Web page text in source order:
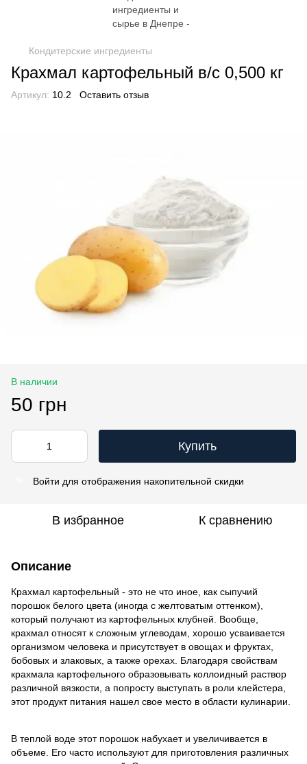
Кондитерские ингредиенты
Крахмал картофельный в/с 0,500 кг
Артикул: 10.2 Оставить отзыв
В наличии
50 грн
Купить
Войти для отображения накопительной скидки
В избранное К сравнению
Описание
Крахмал картофельный - это не что иное, как сыпучий
порошок белого цвета (иногда с желтоватым оттенком),
который получают из картофельных клубней. Вообще,
крахмал относят к сложным углеводам, хорошо усваивается
организмом человека и присутствует в овощах и фруктах,
бобовых и злаковых, а также орехах. Благодаря свойствам
крахмала картофельного образовывать коллоидный раствор
различной вязкости, а попросту выступать в роли клейстера,
этот продукт питания нашел свое место в области кулинарии.
В теплой воде этот порошок набухает и увеличивается в
объеме. Его часто используют для приготовления различных